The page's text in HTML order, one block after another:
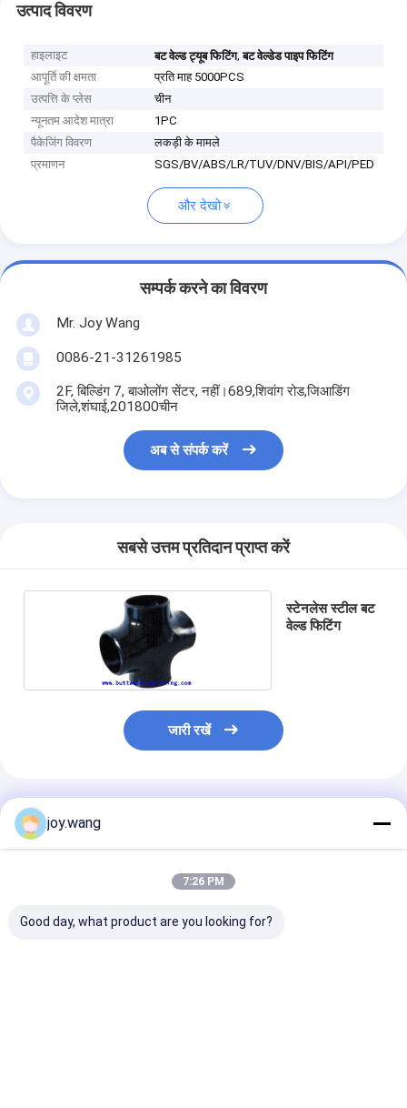
उत्पाद विवरण
हाइलाइट बट वेल्ड ट्यूब फिटिंग,बट वेल्डेड पाइप फिटिंग
आपूर्ति की क्षमता
प्रति माह 5000PCS
उत्पत्ति के प्लेस
चीन
न्यूनतम आदेश मात्रा
1PC
पैकेजिंग विवरण
लकड़ी के मामले
प्रमाणन
SGS/BV/ABS/LR/TUV/DNV/BIS/API/PED
और देखो
सम्पर्क करने का विवरण
Mr. Joy Wang
0086-21-31261985
2F, बिल्डिंग 7, बाओलोंग सेंटर, नहीं।689,शिवांग रोड,जिआडिंग
जिले,शंघाई,201800चीन
अब से संपर्क करें
सबसे उत्तम प्रतिदान प्राप्त करें
स्टेनलेस स्टील बट
वेल्ड फिटिंग
जारी रखें
अनुशंसित उत्पाद
joy.wang
7:26 PM
Good day, what product are you looking for?